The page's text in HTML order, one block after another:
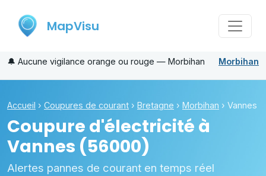
MapVisu
🔔 Aucune vigilance orange ou rouge — Morbihan Morbihan
Accueil › Coupures de courant › Bretagne › Morbihan › Vannes
Coupure d'électricité à
Vannes (56000)
Alertes pannes de courant en temps réel